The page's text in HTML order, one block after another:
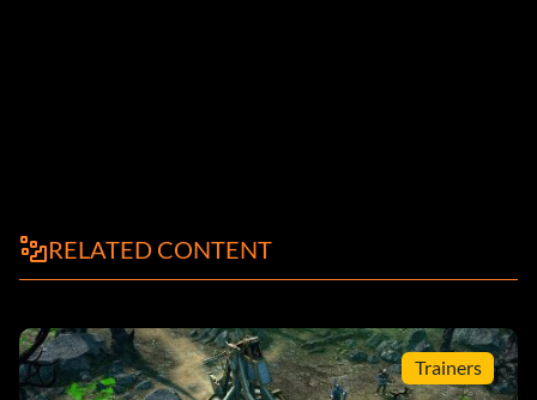
RELATED CONTENT
Trainers